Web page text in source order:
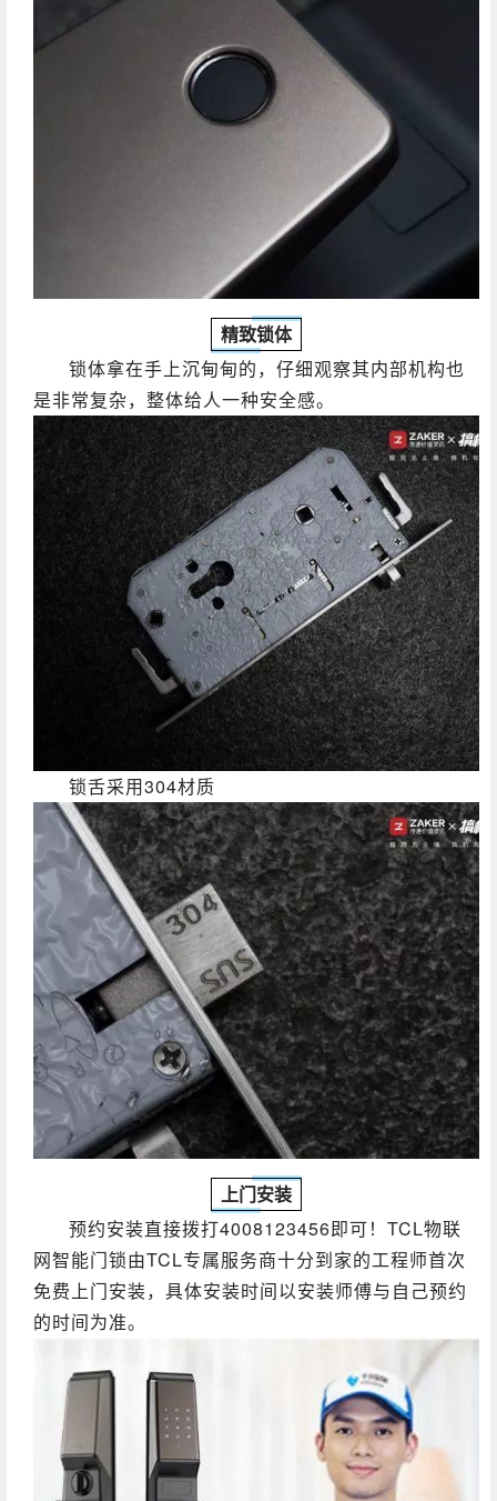
精致锁体
锁体拿在手上沉甸甸的，仔细观察其内部机构也
是非常复杂，整体给人一种安全感。
锁舌采用304材质
上门安装
预约安装直接拨打4008123456即可！TCL物联
网智能门锁由TCL专属服务商十分到家的工程师首次
免费上门安装，具体安装时间以安装师傅与自己预约
的时间为准。